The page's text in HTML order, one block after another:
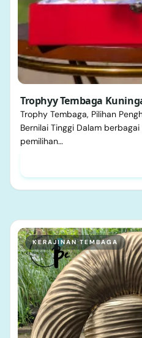
Trophyy Tembaga
Trophy Tembaga, Pilihan
Bernilai Tinggi Dalam
pemilihan…
KERAJINAN TEMBAGA